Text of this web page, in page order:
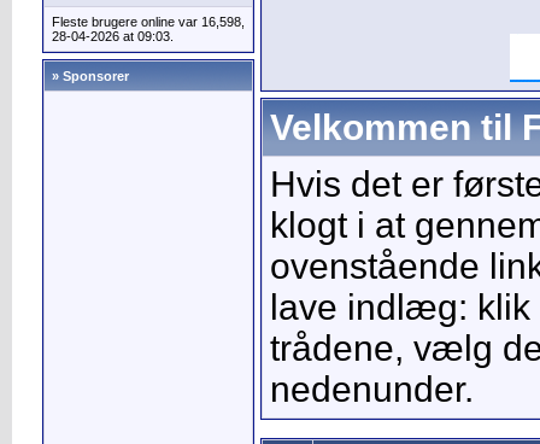
Fleste brugere online var 16,598,
28-04-2026 at 09:03.
» Sponsorer
Velkommen til
Hvis det er
klogt i at
ovenstående
lave indlæg: klik
trådene, vælg
nedenunder.